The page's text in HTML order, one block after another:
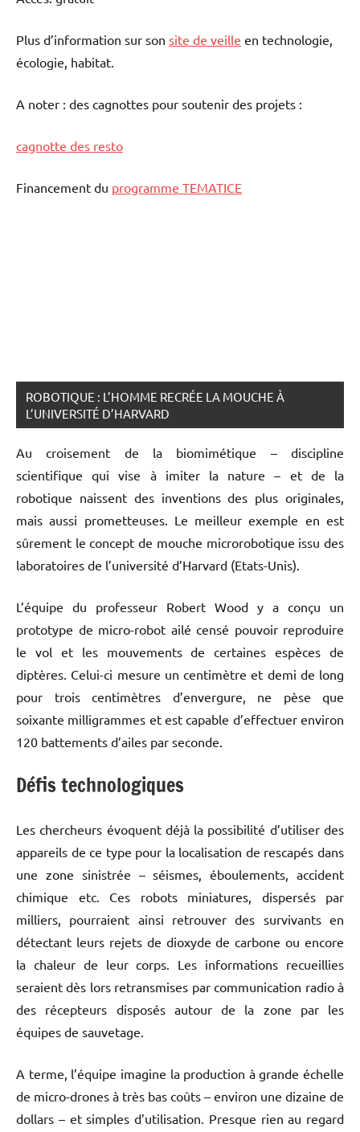
Plus d’information sur son site de veille en technologie,
écologie, habitat.
A noter : des cagnottes pour soutenir des projets :
cagnotte des resto
Financement du programme TEMATICE
ROBOTIQUE : L’HOMME RECRÉE LA MOUCHE À
L’UNIVERSITÉ D’HARVARD
Au croisement de la biomimétique – discipline
scientifique qui vise à imiter la nature – et de la
robotique naissent des inventions des plus originales,
mais aussi prometteuses. Le meilleur exemple en est
sûrement le concept de mouche microrobotique issu des
laboratoires de l’université d’Harvard (Etats-Unis).
L’équipe du professeur Robert Wood y a conçu un
prototype de micro-robot ailé censé pouvoir reproduire
le vol et les mouvements de certaines espèces de
diptères. Celui-ci mesure un centimètre et demi de long
pour trois centimètres d’envergure, ne pèse que
soixante milligrammes et est capable d’effectuer environ
120 battements d’ailes par seconde.
Défis technologiques
Les chercheurs évoquent déjà la possibilité d’utiliser des
appareils de ce type pour la localisation de rescapés dans
une zone sinistrée – séismes, éboulements, accident
chimique etc. Ces robots miniatures, dispersés par
milliers, pourraient ainsi retrouver des survivants en
détectant leurs rejets de dioxyde de carbone ou encore
la chaleur de leur corps. Les informations recueillies
seraient dès lors retransmises par communication radio à
des récepteurs disposés autour de la zone par les
équipes de sauvetage.
A terme, l’équipe imagine la production à grande échelle
de micro-drones à très bas coûts – environ une dizaine de
dollars – et simples d’utilisation. Presque rien au regard